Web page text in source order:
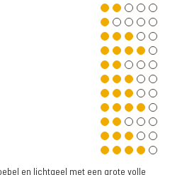
en lichtgeel met een grote volle